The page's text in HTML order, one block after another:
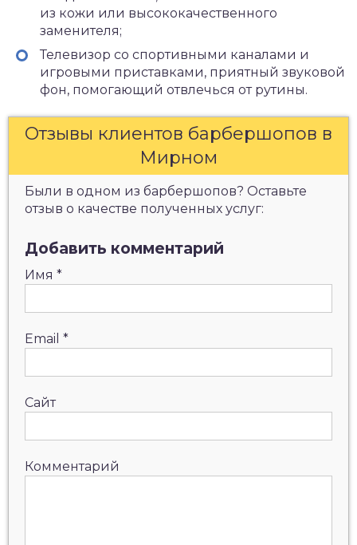
из кожи или высококачественного
заменителя;
Телевизор со спортивными каналами и
игровыми приставками, приятный звуковой
фон, помогающий отвлечься от рутины.
Отзывы клиентов барбершопов в
Мирном
Были в одном из барбершопов? Оставьте
отзыв о качестве полученных услуг:
Добавить комментарий
Имя *
Email *
Сайт
Комментарий